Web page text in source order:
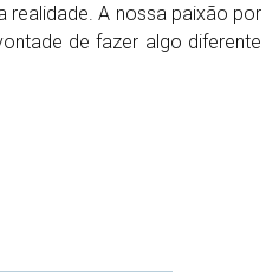
realidade. A nossa paixão por
de fazer algo diferente